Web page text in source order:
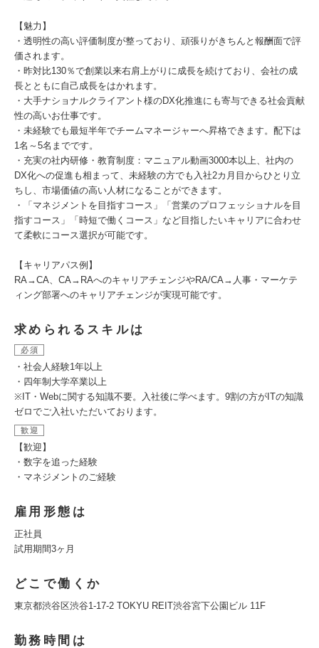
【魅力】
・透明性の高い評価制度が整っており、頑張りがきちんと報酬面で評
価されます。
・昨対比130％で創業以来右肩上がりに成長を続けており、会社の成
長とともに自己成長をはかれます。
・大手ナショナルクライアント様のDX化推進にも寄与できる社会貢献
性の高いお仕事です。
・未経験でも最短半年でチームマネージャーへ昇格できます。配下は
1名～5名までです。
・充実の社内研修・教育制度：マニュアル動画3000本以上、社内の
DX化への促進も相まって、未経験の方でも入社2カ月目からひとり立
ちし、市場価値の高い人材になることができます。
・「マネジメントを目指すコース」「営業のプロフェッショナルを目
指すコース」「時短で働くコース」など目指したいキャリアに合わせ
て柔軟にコース選択が可能です。
【キャリアパス例】
RA→CA、CA→RAへのキャリアチェンジやRA/CA→人事・マーケテ
ィング部署へのキャリアチェンジが実現可能です。
求められるスキルは
必須
・社会人経験1年以上
・四年制大学卒業以上
※IT・Webに関する知識不要。入社後に学べます。9割の方がITの知識
ゼロでご入社いただいております。
歓迎
【歓迎】
・数字を追った経験
・マネジメントのご経験
雇用形態は
正社員
試用期間3ヶ月
どこで働くか
東京都渋谷区渋谷1-17-2 TOKYU REIT渋谷宮下公園ビル 11F
勤務時間は